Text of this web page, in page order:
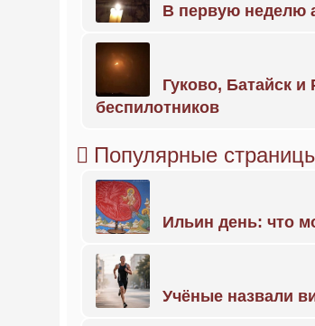
В первую неделю
Гуково, Батайск и
беспилотников
Популярные
Ильин день: что
Учёные назвали